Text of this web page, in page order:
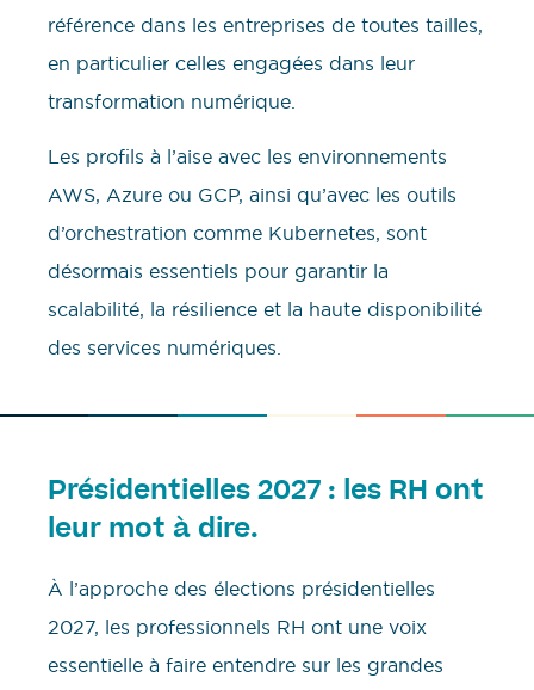
référence dans les entreprises de toutes tailles,
en particulier celles engagées dans leur
transformation numérique.
Les profils à l’aise avec les environnements
AWS, Azure ou GCP, ainsi qu’avec les outils
d’orchestration comme Kubernetes, sont
désormais essentiels pour garantir la
scalabilité, la résilience et la haute disponibilité
des services numériques.
Présidentielles 2027 : les RH ont
leur mot à dire.
À l’approche des élections présidentielles
2027, les professionnels RH ont une voix
essentielle à faire entendre sur les grandes